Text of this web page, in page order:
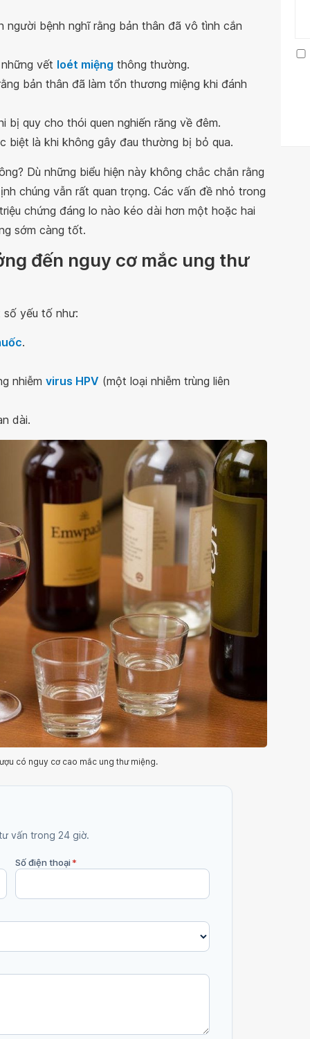
bệnh nghĩ rằng bản thân đã vô tình cắn
vết loét miệng thông thường.
bản thân đã làm tổn thương miệng khi đánh
bị quy cho thói quen nghiến răng về đêm.
biệt là khi không gây đau thường bị bỏ qua.
Dù những biểu hiện này không chắc chắn rằng
chúng vẫn rất quan trọng. Các vấn đề nhỏ trong
chứng đáng lo nào kéo dài hơn một hoặc hai
sớm càng tốt.
đến nguy cơ mắc ung thư
số yếu tố như:
.
nhiễm virus HPV (một loại nhiễm trùng liên
dài.
có nguy cơ cao mắc ung thư miệng.
vấn trong 24 giờ.
Số điện thoại*